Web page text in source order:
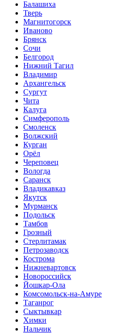
Балашиха
Тверь
Магнитогорск
Иваново
Брянск
Сочи
Белгород
Нижний Тагил
Владимир
Архангельск
Сургут
Чита
Калуга
Симферополь
Смоленск
Волжский
Курган
Орёл
Череповец
Вологда
Саранск
Владикавказ
Якутск
Мурманск
Подольск
Тамбов
Грозный
Стерлитамак
Петрозаводск
Кострома
Нижневартовск
Новороссийск
Йошкар-Ола
Комсомольск-на-Амуре
Таганрог
Сыктывкар
Химки
Нальчик